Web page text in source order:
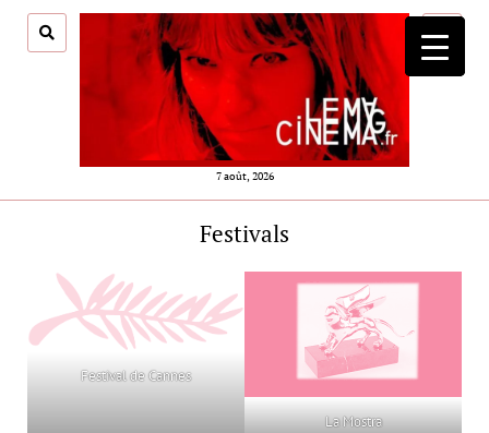
7 août, 2026
menu
Festivals
Festival de Cannes
La Mostra